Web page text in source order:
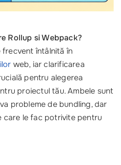
Rollup si Webpack?
întâlnită în
web, iar clarificarea
pentru alegerea
proiectul tău. Ambele sunt
probleme de bundling, dar
care le fac potrivite pentru